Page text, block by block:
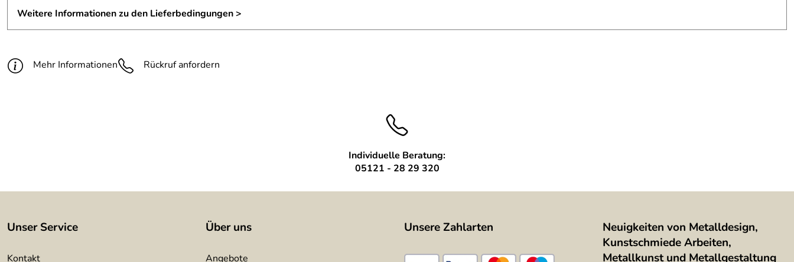
Maße:
H/B/T ca. 80/42/50 cm
Oberfläche:
klar lackiert
Weitere Informationen zu den Lieferbedingungen >
Mehr Informationen Rückruf anfordern
Individuelle Beratung:
05121 - 28 29 320
Unser Service
Kontakt
Über uns
Angebote
Unsere Zahlarten
Neuigkeiten von Metalldesign,
Kunstschmiede Arbeiten,
Metallkunst und Metallgestaltung